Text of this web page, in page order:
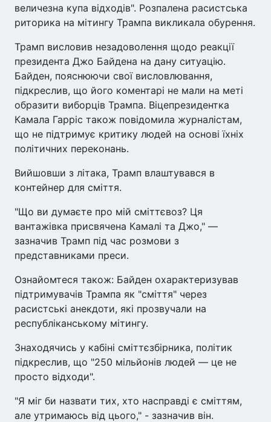
величезна купа відходів". Розпалена расистська
риторика на мітингу Трампа викликала обурення.
Трамп висловив незадоволення щодо реакції
президента Джо Байдена на дану ситуацію.
Байден, пояснюючи свої висловлювання,
підкреслив, що його коментарі не мали на меті
образити виборців Трампа. Віцепрезидентка
Камала Гарріс також повідомила журналістам,
що не підтримує критику людей на основі їхніх
політичних переконань.
Вийшовши з літака, Трамп влаштувався в
контейнер для сміття.
"Що ви думаєте про мій сміттєвоз? Ця
вантажівка присвячена Камалі та Джо," —
зазначив Трамп під час розмови з
представниками преси.
Ознайомтеся також: Байден охарактеризував
підтримувачів Трампа як "сміття" через
расистські анекдоти, які прозвучали на
республіканському мітингу.
Знаходячись у кабіні сміттєзбірника, політик
підкреслив, що "250 мільйонів людей — це не
просто відходи".
"Я міг би назвати тих, хто насправді є сміттям,
але утримаюсь від цього," - зазначив він.